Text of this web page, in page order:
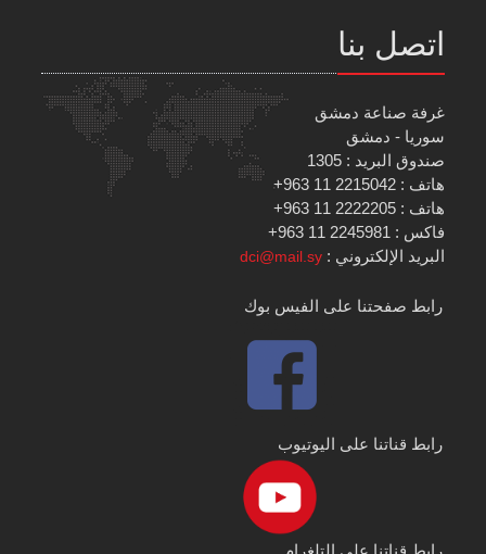
اتصل بنا
غرفة صناعة دمشق
سوريا - دمشق
صندوق البريد : 1305
هاتف : 2215042 11 963+
هاتف : 2222205 11 963+
فاكس : 2245981 11 963+
البريد الإلكتروني :dci@mail.sy
رابط صفحتنا على الفيس بوك
رابط قناتنا على اليوتيوب
رابط قناتنا على التلغرام